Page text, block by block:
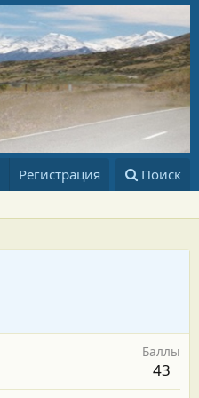
Регистрация Поиск
Баллы
43